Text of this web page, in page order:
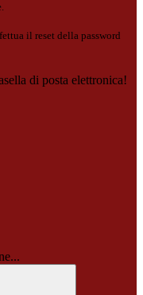
il reset della password
di posta elettronica!